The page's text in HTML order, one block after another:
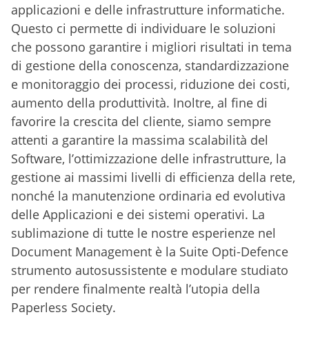
applicazioni e delle infrastrutture informatiche.
Questo ci permette di individuare le soluzioni
che possono garantire i migliori risultati in tema
di gestione della conoscenza, standardizzazione
e monitoraggio dei processi, riduzione dei costi,
aumento della produttività. Inoltre, al fine di
favorire la crescita del cliente, siamo sempre
attenti a garantire la massima scalabilità del
Software, l’ottimizzazione delle infrastrutture, la
gestione ai massimi livelli di efficienza della rete,
nonché la manutenzione ordinaria ed evolutiva
delle Applicazioni e dei sistemi operativi. La
sublimazione di tutte le nostre esperienze nel
Document Management è la Suite Opti-Defence
strumento autosussistente e modulare studiato
per rendere finalmente realtà l’utopia della
Paperless Society.